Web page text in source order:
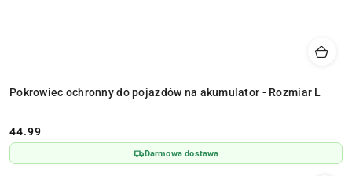
Pokrowiec ochronny do pojazdów na akumulator - Rozmiar L
Cena:
44.99
Darmowa dostawa